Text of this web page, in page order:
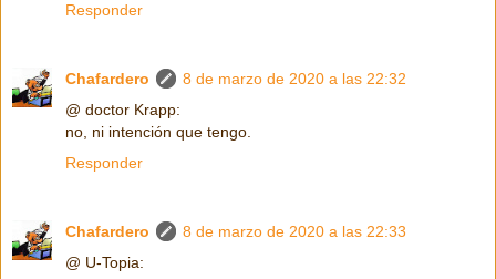
Responder
Chafardero
8 de marzo de 2020 a las 22:32
@ doctor Krapp:
no, ni intención que tengo.
Responder
Chafardero
8 de marzo de 2020 a las 22:33
@ U-Topia: